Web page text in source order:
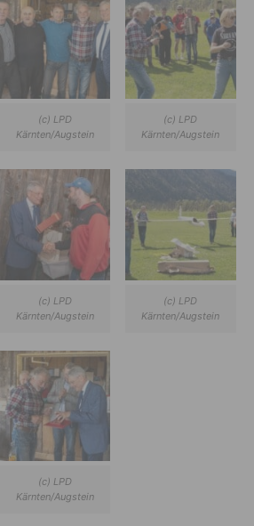
(c) LPD
Kärnten/Augstein
(c) LPD
Kärnten/Augstein
(c) LPD
Kärnten/Augstein
(c) LPD
Kärnten/Augstein
(c) LPD
Kärnten/Augstein